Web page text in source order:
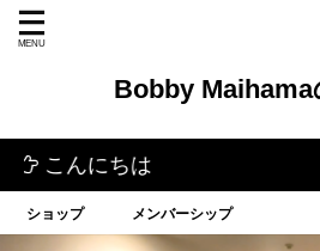
Bobby
ちは
ショップ メンバーシップ